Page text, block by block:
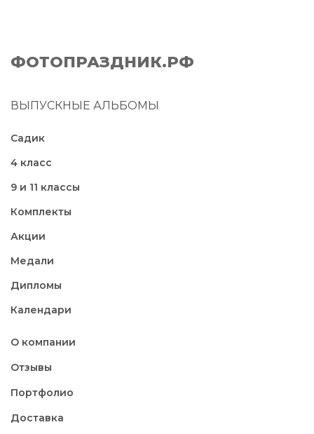
ФОТОПРАЗДНИК.РФ
ВЫПУСКНЫЕ АЛЬБОМЫ
Садик
4 класс
9 и 11 классы
Комплекты
Акции
Медали
Дипломы
Календари
О компании
Отзывы
Портфолио
Доставка